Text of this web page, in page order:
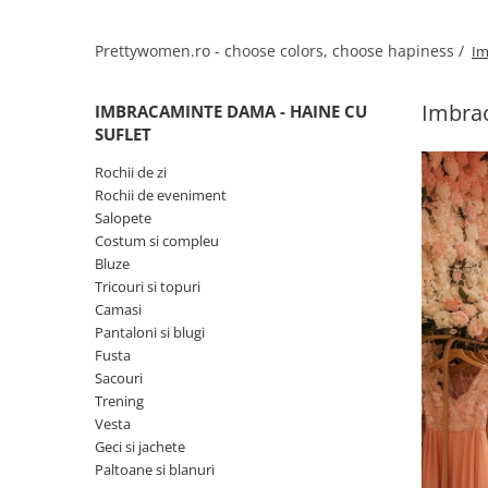
Prettywomen.ro - choose colors, choose hapiness /
IMBRACAMINTE DAMA - HAINE CU
SUFLET
Rochii de zi
Rochii de eveniment
Salopete
Costum si compleu
Bluze
Tricouri si topuri
Camasi
Pantaloni si blugi
Fusta
Sacouri
Trening
Vesta
Geci si jachete
Paltoane si blanuri